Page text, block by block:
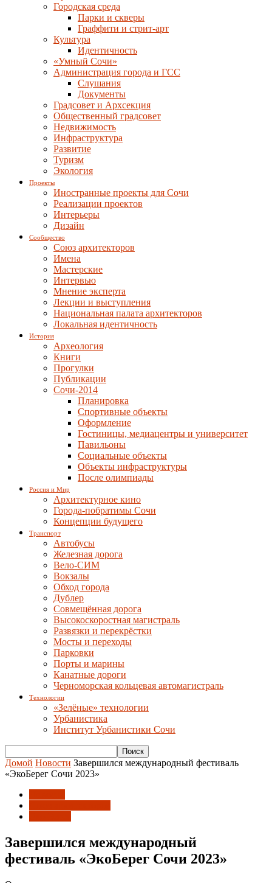
Городская среда
Парки и скверы
Граффити и стрит-арт
Культура
Идентичность
«Умный Сочи»
Администрация города и ГСС
Слушания
Документы
Градсовет и Архсекция
Общественный градсовет
Недвижимость
Инфраструктура
Развитие
Туризм
Экология
Проекты
Иностранные проекты для Сочи
Реализации проектов
Интерьеры
Дизайн
Сообщество
Союз архитекторов
Имена
Мастерские
Интервью
Мнение эксперта
Лекции и выступления
Национальная палата архитекторов
Локальная идентичность
История
Археология
Книги
Прогулки
Публикации
Сочи-2014
Планировка
Спортивные объекты
Оформление
Гостиницы, медиацентры и университет
Павильоны
Социальные объекты
Объекты инфраструктуры
После олимпиады
Россия и Мир
Архитектурное кино
Города-побратимы Сочи
Концепции будущего
Транспорт
Автобусы
Железная дорога
Вело-СИМ
Вокзалы
Обход города
Дублер
Совмещённая дорога
Высокоскоростная магистраль
Развязки и перекрёстки
Мосты и переходы
Парковки
Порты и марины
Канатные дороги
Черноморская кольцевая автомагистраль
Технологии
«Зелёные» технологии
Урбанистика
Институт Урбанистики Сочи
Домой Новости Завершился международный фестиваль
«ЭкоБерег Сочи 2023»
Завершился международный
фестиваль «ЭкоБерег Сочи 2023»